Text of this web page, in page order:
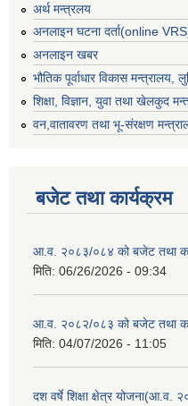
अर्थ मन्त्रलय
अनलाइन घटना दर्ता(online
अनलाइन खबर
भौतिक पूर्वाधार विकास मन्त्रालय,
शिक्षा, विज्ञान, युवा तथा खेलकुद
वन,वातावरण तथा भू-संरक्षण
बजेट तथा कार्यक्रम
आ.व. २०८३/०८४ को बजेट तथा
मिति: 06/26/2026 - 09:34
आ.व. २०८२/०८३ को बजेट तथा
मिति: 04/07/2026 - 11:05
दश वर्षे शिक्षा क्षेत्र